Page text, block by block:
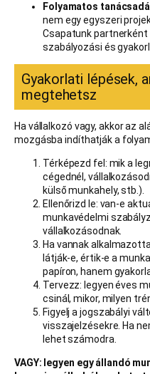
Folyamatos
nem egy egyszeri
Csapatunk
szabályozási és
Gyakorlati lépések,
megtehetsz
Ha vállalkozó vagy, akkor az
mozgásba indíthatják a
Térképezd fel: mik a
cégednél,
külső munkahely, stb.).
Ellenőrizd le: van-e
munkavédelmi
vállalkozásodnak.
Ha vannak
látják-e, értik-e a
papíron, hanem
Tervezz: legyen éves
csinál, mikor, milyen
Figyelj a jogszabályi
visszajelzésekre. Ha
lehet számodra.
VAGY: legyen egy állandó